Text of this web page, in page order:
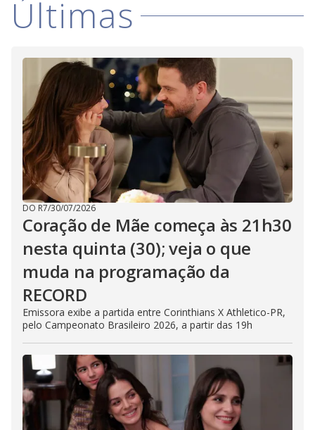
i
d
e
o
Últimas
DO R7/30/07/2026
Coração de Mãe começa às 21h30
nesta quinta (30); veja o que
muda na programação da
RECORD
Emissora exibe a partida entre Corinthians X Athletico-PR,
pelo Campeonato Brasileiro 2026, a partir das 19h